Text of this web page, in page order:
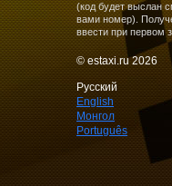
(код будет выслан
вами номер).
ввести при первом
© estaxi.ru 2026
Русский
English
Монгол
Português